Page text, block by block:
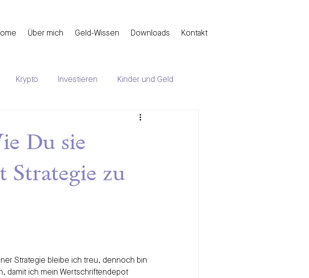
Über mich Geld-Wissen Downloads Kontakt
Krypto Investieren Kinder und Geld
Du sie
zu
Strategie bleibe ich treu, dennoch bin
damit ich mein Wertschriftendepot